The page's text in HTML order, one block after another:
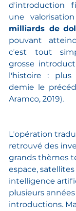
d'introduction
une
milliards de
pouvant
c'est tout
grosse
l'histoire :
demie le
Aramco, 2019).
L'opération
retrouvé des
grands thèmes
espace,
intelligence
plusieurs
introductions.